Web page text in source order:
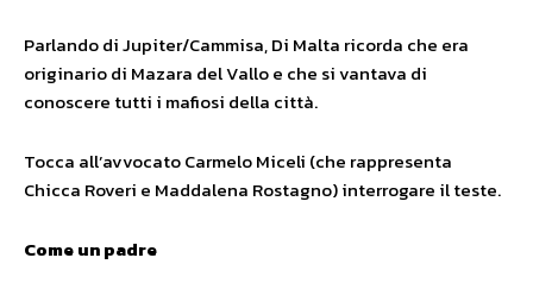
Parlando di Jupiter/Cammisa, Di Malta ricorda che era
originario di Mazara del Vallo e che si vantava di
conoscere tutti i mafiosi della città.
Tocca all’avvocato Carmelo Miceli (che rappresenta
Chicca Roveri e Maddalena Rostagno) interrogare il teste.
Come un padre